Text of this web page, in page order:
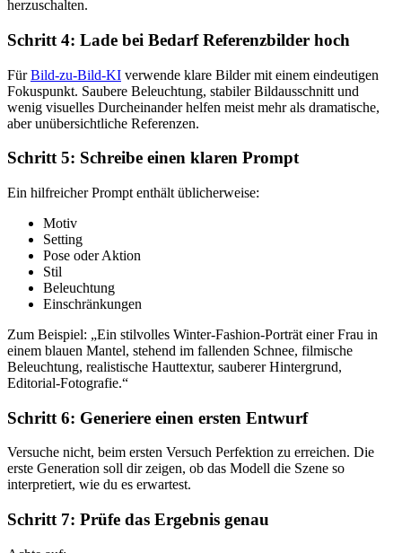
herzuschalten.
Schritt 4: Lade bei Bedarf Referenzbilder hoch
FürBild-zu-Bild-KI verwende klare Bilder mit einem eindeutigen
Fokuspunkt. Saubere Beleuchtung, stabiler Bildausschnitt und
wenig visuelles Durcheinander helfen meist mehr als dramatische,
aber unübersichtliche Referenzen.
Schritt 5: Schreibe einen klaren Prompt
Ein hilfreicher Prompt enthält üblicherweise:
Motiv
Setting
Pose oder Aktion
Stil
Beleuchtung
Einschränkungen
Zum Beispiel: „Ein stilvolles Winter-Fashion-Porträt einer Frau in
einem blauen Mantel, stehend im fallenden Schnee, filmische
Beleuchtung, realistische Hauttextur, sauberer Hintergrund,
Editorial-Fotografie.“
Schritt 6: Generiere einen ersten Entwurf
Versuche nicht, beim ersten Versuch Perfektion zu erreichen. Die
erste Generation soll dir zeigen, ob das Modell die Szene so
interpretiert, wie du es erwartest.
Schritt 7: Prüfe das Ergebnis genau